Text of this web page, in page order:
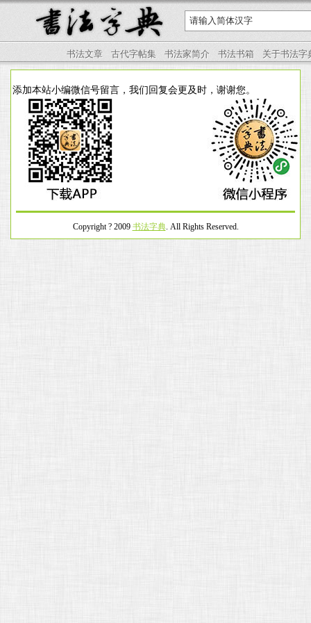
书法文章 古代字帖集 书法家简介 书法书箱 关于书法字
添加本站小编微信号留言，我们回复会更及时，谢谢您。
Copyright ? 2009 书法字典. All Rights Reserved.